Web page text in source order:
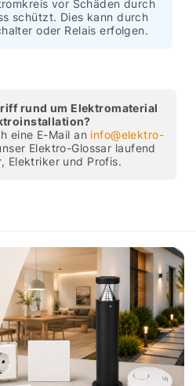
vor Schäden durch
schützt. Dies kann durch
oder Relais erfolgen.
rund um Elektromaterial
eine E-Mail an info@elektro-
Elektro-Glossar laufend
Elektriker und Profis.